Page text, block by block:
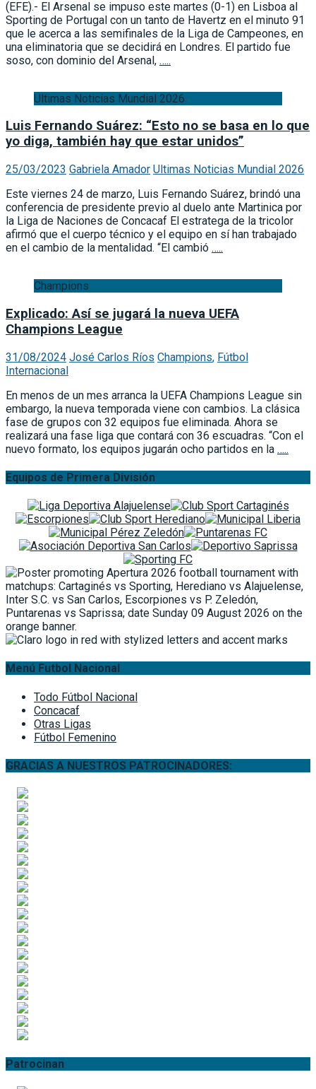
(EFE).- El Arsenal se impuso este martes (0-1) en Lisboa al
Sporting de Portugal con un tanto de Havertz en el minuto 91
que le acerca a las semifinales de la Liga de Campeones, en
una eliminatoria que se decidirá en Londres. El partido fue
soso, con dominio del Arsenal, …..
Ultimas Noticias Mundial 2026
Luis Fernando Suárez: “Esto no se basa en lo que
yo diga, también hay que estar unidos”
25/03/2023 Gabriela Amador Ultimas Noticias Mundial 2026
Este viernes 24 de marzo, Luis Fernando Suárez, brindó una
conferencia de presidente previo al duelo ante Martinica por
la Liga de Naciones de Concacaf El estratega de la tricolor
afirmó que el cuerpo técnico y el equipo en sí han trabajado
en el cambio de la mentalidad. “El cambió …..
Champions
Explicado: Así se jugará la nueva UEFA
Champions League
31/08/2024 José Carlos Ríos Champions, Fútbol
Internacional
En menos de un mes arranca la UEFA Champions League sin
embargo, la nueva temporada viene con cambios. La clásica
fase de grupos con 32 equipos fue eliminada. Ahora se
realizará una fase liga que contará con 36 escuadras. “Con el
nuevo formato, los equipos jugarán ocho partidos en la …..
Equipos de Primera División
Menú Futbol Nacional
Todo Fútbol Nacional
Concacaf
Otras Ligas
Fútbol Femenino
GRACIAS A NUESTROS PATROCINADORES:
Patrocinan